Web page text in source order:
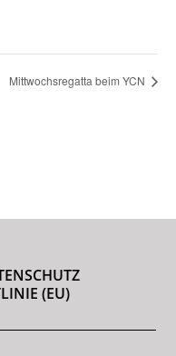
Mittwochsregatta beim YCN
(EU)